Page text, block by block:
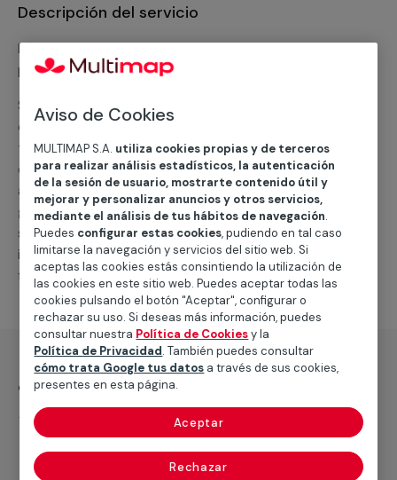
Descripción del servicio
Nuestro equipo de expertos ofrece un servicio con
precios competitivos en
Solicita tu presupuesto y te ofreceremos una solución
diseñada a tu medida y sin ningún compromiso. Un
técnico de MULTIMAP contactará inmediatamente
contigo para informarte sobre las diferentes
alternativas que podemos ofrecerte para elservicio
general de climatización frio, como por ejemplo el
suministro de los materiales necesarios, las
intervenciones a realizar, o la mano de obra que hará
falta para completar tu proyecto.
¿Qué incluye?
Aviso de Cookies
MULTIMAP S.A. utiliza cookies propias y de terceros
para realizar análisis estadísticos, la autenticación
de la sesión de usuario, mostrarte contenido útil y
mejorar y personalizar anuncios y otros servicios,
mediante el análisis de tus hábitos de navegación.
Puedes configurar estas cookies, pudiendo en tal caso
limitarse la navegación y servicios del sitio web. Si
aceptas las cookies estás consintiendo la utilización de
las cookies en este sitio web. Puedes aceptar todas las
cookies pulsando el botón "Aceptar", configurar o
rechazar su uso. Si deseas más información, puedes
consultar nuestra Política de Cookiesy la
Política de Privacidad. También puedes consultar
cómo trata Google tus datos a través de sus cookies,
presentes en esta página.
Rechazar
Aceptar